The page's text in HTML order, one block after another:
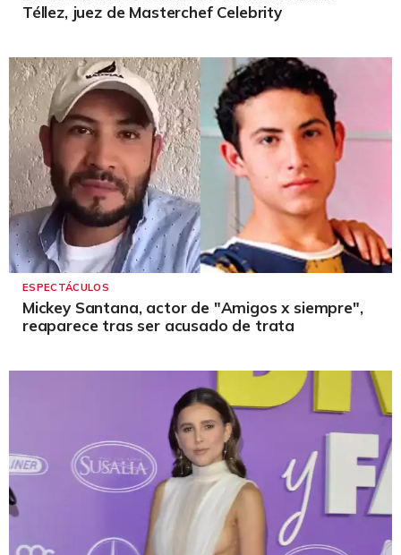
Téllez, juez de Masterchef Celebrity
ESPECTÁCULOS
Mickey Santana, actor de "Amigos x siempre",
reaparece tras ser acusado de trata